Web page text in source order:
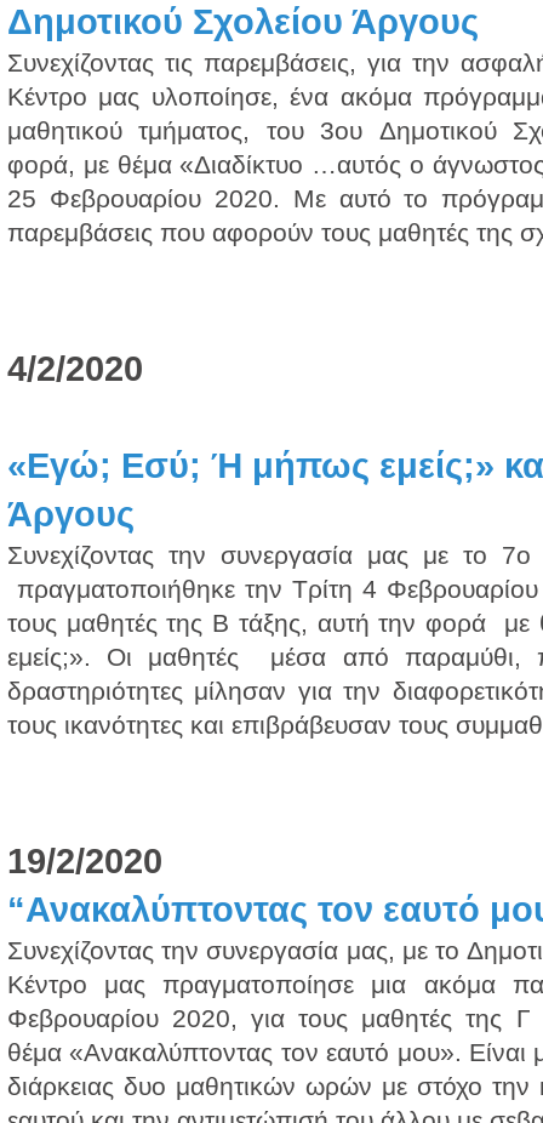
Δημοτικού Σχολείου Άργους
Συνεχίζοντας τις παρεμβάσεις, για την
Κέντρο μας υλοποίησε, ένα ακόμα
μαθητικού τμήματος, του 3ου Δημοτικού
φορά, με θέμα «Διαδίκτυο …αυτός ο
25 Φεβρουαρίου 2020. Με αυτό το
παρεμβάσεις που αφορούν τους μαθητές της
4/2/2020
«Εγώ; Εσύ; Ή μήπως εμείς;»
Άργους
Συνεχίζοντας την συνεργασία μας με το
πραγματοποιήθηκε την Τρίτη 4
τους μαθητές της Β τάξης, αυτή την φορά
εμείς;». Οι μαθητές μέσα από παραμύθι,
δραστηριότητες μίλησαν για την
τους ικανότητες και επιβράβευσαν τους
19/2/2020
“Ανακαλύπτοντας τον εαυτό
Συνεχίζοντας την συνεργασία μας, με το
Κέντρο μας πραγματοποίησε μια ακόμα
Φεβρουαρίου 2020, για τους μαθητές της
θέμα «Ανακαλύπτοντας τον εαυτό μου».
διάρκειας δυο μαθητικών ωρών με στόχο την